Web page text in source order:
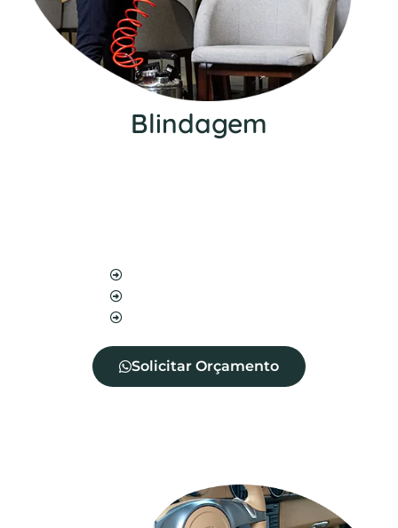
Blindagem
Solicitar Orçamento